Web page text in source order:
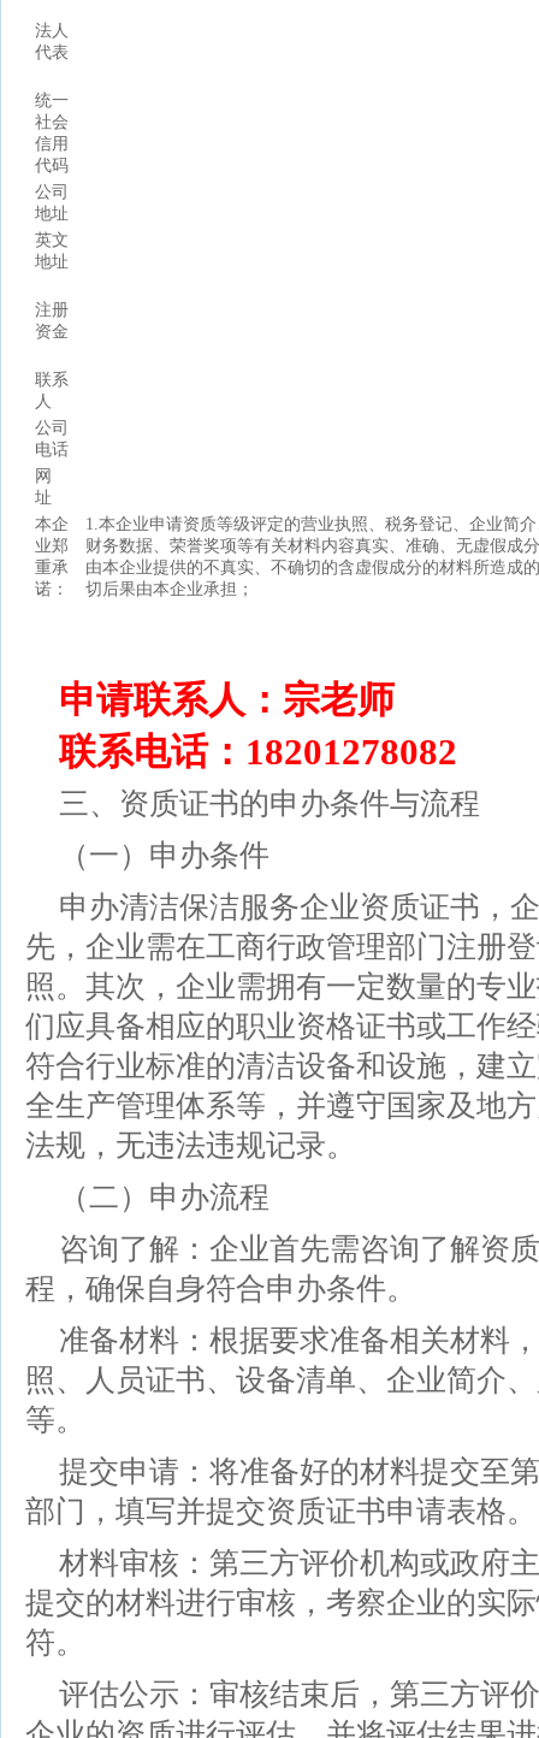
法人
代表
统一
社会
信用
代码
公司
地址
英文
地址
注册
资金
联系
人
公司
电话
网
址
本企
业郑
重承
诺：
1.本企业申请资质等级评定的营业执照、税务登记、企业简
财务数据、荣誉奖项等有关材料内容真实、准确、无虚假成
由本企业提供的不真实、不确切的含虚假成分的材料所造成
切后果由本企业承担；
申请联系人：宗老师
联系电话：18201278082
三、资质证书的申办条件与流程
（一）申办条件
申办清洁保洁服务企业资质证书，
先，企业需在工商行政管理部门注册
照。其次，企业需拥有一定数量的专
们应具备相应的职业资格证书或工作
符合行业标准的清洁设备和设施，建
全生产管理体系等，并遵守国家及地
法规，无违法违规记录。
（二）申办流程
咨询了解：企业首先需咨询了解资
程，确保自身符合申办条件。
准备材料：根据要求准备相关材料
照、人员证书、设备清单、企业简介
等。
提交申请：将准备好的材料提交至
部门，填写并提交资质证书申请表格。
材料审核：第三方评价机构或政府
提交的材料进行审核，考察企业的实
符。
评估公示：审核结束后，第三方评